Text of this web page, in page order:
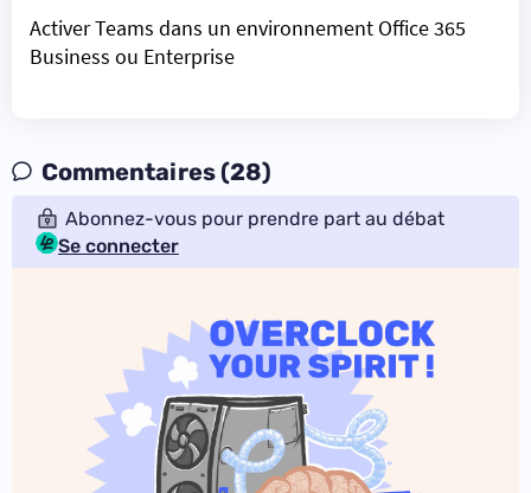
Activer Teams dans un environnement Office 365
Business ou Enterprise
Commentaires (28)
Abonnez-vous pour prendre part au débat
Se connecter